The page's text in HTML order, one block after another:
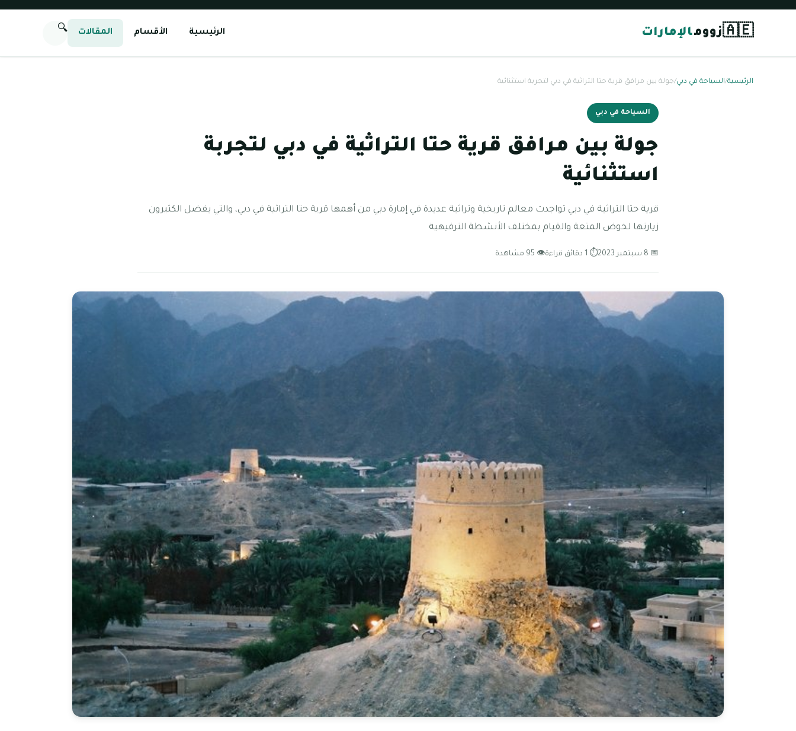
🇦🇪زوومالإمارات الرئيسية الأقسام المقالات 🔍
الرئيسية/السياحة في دبي/جولة بين مرافق قرية حتا التراثية في دبي لتجربة استثنائية
السياحة في دبي
جولة بين مرافق قرية حتا التراثية في دبي لتجربة
استثنائية
قرية حتا التراثية في دبي تواجدت معالم تاريخية وتراثية عديدة في إمارة دبي من أهمها قرية حتا التراثية في دبي، والتي يفضل الكثيرون
زيارتها لخوض المتعة والقيام بمختلف الأنشطة الترفيهية
📅 8 سبتمبر 2023 ⏱ 1 دقائق قراءة 👁 95 مشاهدة